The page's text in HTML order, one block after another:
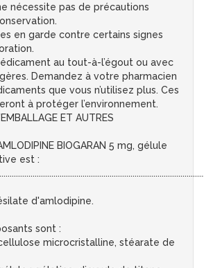
nécessite pas de précautions
en garde contre certains signes
au tout-à-l’égout ou avec
Demandez à votre pharmacien
que vous n’utilisez plus. Ces
à protéger l’environnement.
ET AUTRES
BIOGARAN 5 mg, gélule
est :
d'amlodipine.
sont :
microcristalline, stéarate de